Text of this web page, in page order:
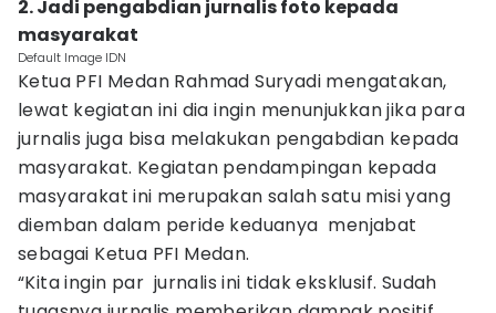
2. Jadi pengabdian jurnalis foto kepada
masyarakat
Default Image IDN
Ketua PFI Medan Rahmad Suryadi mengatakan,
lewat kegiatan ini dia ingin menunjukkan jika para
jurnalis juga bisa melakukan pengabdian kepada
masyarakat. Kegiatan pendampingan kepada
masyarakat ini merupakan salah satu misi yang
diemban dalam peride keduanya menjabat
sebagai Ketua PFI Medan.
“Kita ingin par jurnalis ini tidak eksklusif. Sudah